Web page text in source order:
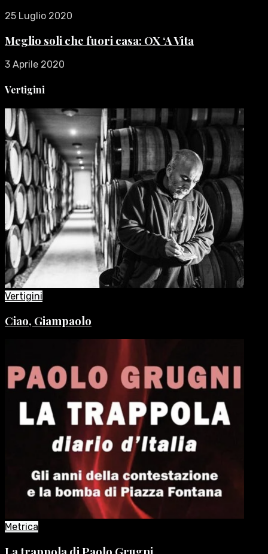
25 Luglio 2020
Meglio soli che fuori casa: OX ‘A Vita
3 Aprile 2020
Vertigini
Vertigini
Ciao, Giampaolo
Metrica